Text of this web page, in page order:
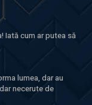
Iată cum ar putea să
lumea, dar au
necerute de